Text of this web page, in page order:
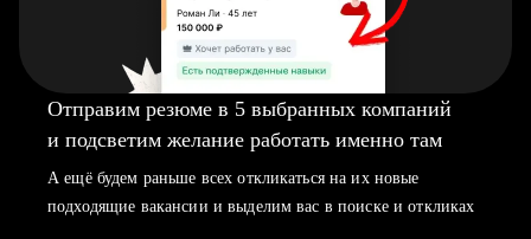
Отправим резюме в 5 выбранных компаний
и подсветим желание работать именно там
А ещё будем раньше всех откликаться на их новые
подходящие вакансии и выделим вас в поиске и откликах